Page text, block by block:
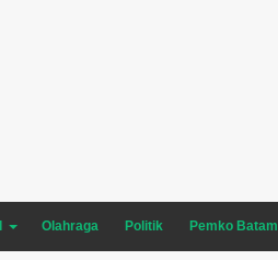
Olahraga Politik Pemko Batam